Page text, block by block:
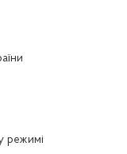
режимі